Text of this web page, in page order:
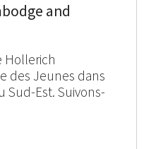
and
Hollerich
des Jeunes dans
Sud-Est. Suivons-